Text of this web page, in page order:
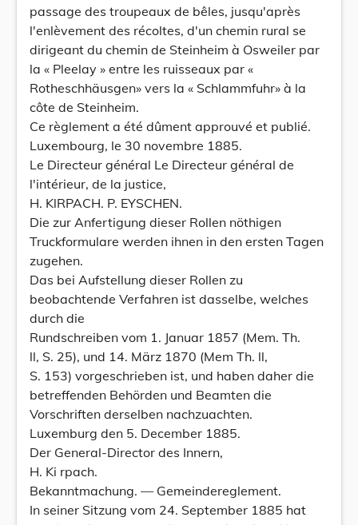
passage des troupeaux de bêles, jusqu'après
l'enlèvement des récoltes, d'un chemin rural se
dirigeant du chemin de Steinheim à Osweiler par
la « Pleelay » entre les ruisseaux par «
Rotheschhäusgen» vers la « Schlammfuhr» à la
côte de Steinheim.
Ce règlement a été dûment approuvé et publié.
Luxembourg, le 30 novembre 1885.
Le Directeur général Le Directeur général de
l'intérieur, de la justice,
H. KlRPACH. P. EYSCHEN.
Die zur Anfertigung dieser Rollen nöthigen
Truckformulare werden ihnen in den ersten Tagen
zugehen.
Das bei Aufstellung dieser Rollen zu
beobachtende Verfahren ist dasselbe, welches
durch die
Rundschreiben vom 1. Januar 1857 (Mem. Th.
ll, S. 25), und 14. März 1870 (Mem Th. ll,
S. 153) vorgeschrieben ist, und haben daher die
betreffenden Behörden und Beamten die
Vorschriften derselben nachzuachten.
Luxemburg den 5. December 1885.
Der General-Director des Innern,
H. Ki rpach.
Bekanntmachung. — Gemeindereglement.
In seiner Sitzung vom 24. September 1885 hat